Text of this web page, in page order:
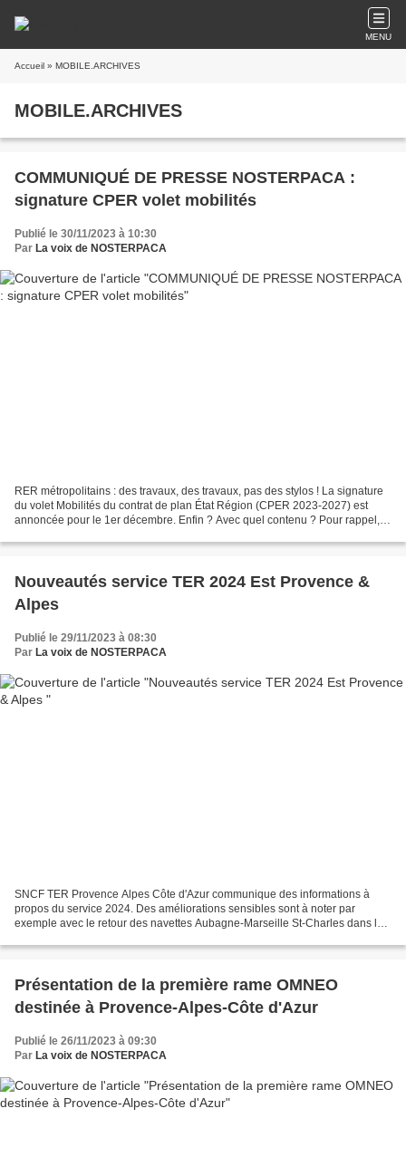
MENU
Accueil » MOBILE.ARCHIVES
MOBILE.ARCHIVES
COMMUNIQUÉ DE PRESSE NOSTERPACA :
signature CPER volet mobilités
Publié le 30/11/2023 à 10:30
Par La voix de NOSTERPACA
RER métropolitains : des travaux, des travaux, pas des stylos ! La signature
du volet Mobilités du contrat de plan État Région (CPER 2023-2027) est
annoncée pour le 1er décembre. Enfin ? Avec quel contenu ? Pour rappel,
Nouveautés service TER 2024 Est Provence &
Alpes
Publié le 29/11/2023 à 08:30
Par La voix de NOSTERPACA
SNCF TER Provence Alpes Côte d'Azur communique des informations à
propos du service 2024. Des améliorations sensibles sont à noter par
exemple avec le retour des navettes Aubagne-Marseille St-Charles dans la
Présentation de la première rame OMNEO
destinée à Provence-Alpes-Côte d'Azur
Publié le 26/11/2023 à 09:30
Par La voix de NOSTERPACA